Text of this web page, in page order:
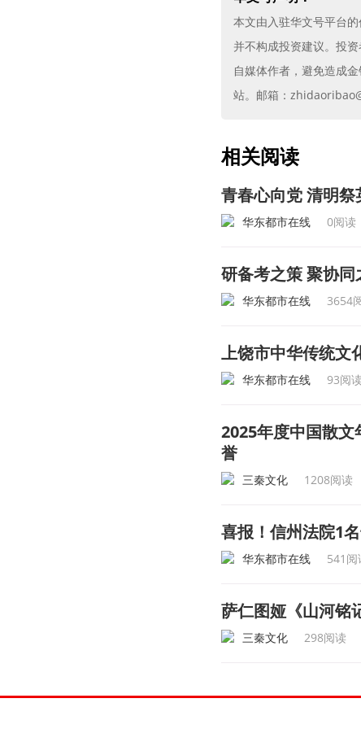
本文由入驻华文号平台
并不构成投资建议。投
自媒体作者，避免造成
站。邮箱：
相关阅读
青春心向党 清明
华东都市在线 0阅读
研备考之策 聚协
华东都市在线 3654
上饶市中华传统文
华东都市在线 93阅读
2025年度中国散文
誉
三秦文化 1208阅读
喜报！信州法院1
华东都市在线 541阅
萨仁图娅《山河铭
三秦文化 298阅读